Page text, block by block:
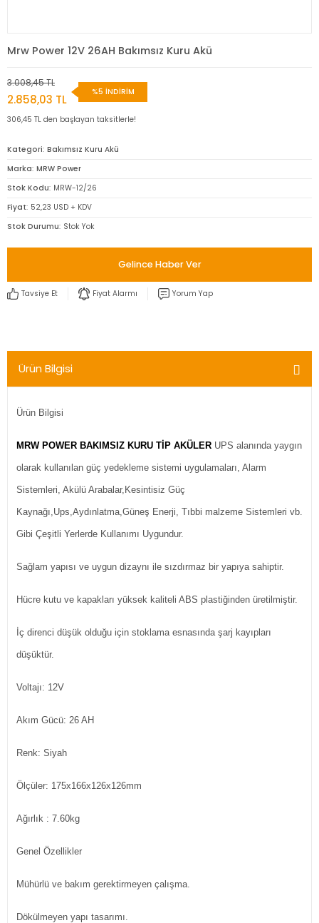
Mrw Power 12V 26AH Bakımsız Kuru Akü
3.008,45 TL
2.858,03 TL
%5 İNDİRİM
306,45 TL den başlayan taksitlerle!
Kategori Bakımsız Kuru Akü
Marka MRW Power
Stok Kodu MRW-12/26
Fiyat 52,23 USD + KDV
Stok Durumu Stok Yok
Gelince Haber Ver
Tavsiye Et Fiyat Alarmı Yorum Yap
Ürün Bilgisi
Ürün Bilgisi
MRW POWER BAKIMSIZ KURU TİP AKÜLER UPS alanında yaygın
olarak kullanılan güç yedekleme sistemi uygulamaları, Alarm
Sistemleri, Akülü Arabalar,Kesintisiz Güç
Kaynağı,Ups,Aydınlatma,Güneş Enerji, Tıbbi malzeme Sistemleri vb.
Gibi Çeşitli Yerlerde Kullanımı Uygundur.
Sağlam yapısı ve uygun dizaynı ile sızdırmaz bir yapıya sahiptir.
Hücre kutu ve kapakları yüksek kaliteli ABS plastiğinden üretilmiştir.
İç direnci düşük olduğu için stoklama esnasında şarj kayıpları
düşüktür.
Voltajı: 12V
Akım Gücü: 26 AH
Renk: Siyah
Ölçüler: 175x166x126x126mm
Ağırlık : 7.60kg
Genel Özellikler
Mühürlü ve bakım gerektirmeyen çalışma.
Dökülmeyen yapı tasarımı.